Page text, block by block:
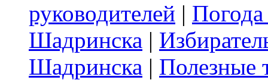
руководителей |
Шадринска |
Шадринска | Полезные